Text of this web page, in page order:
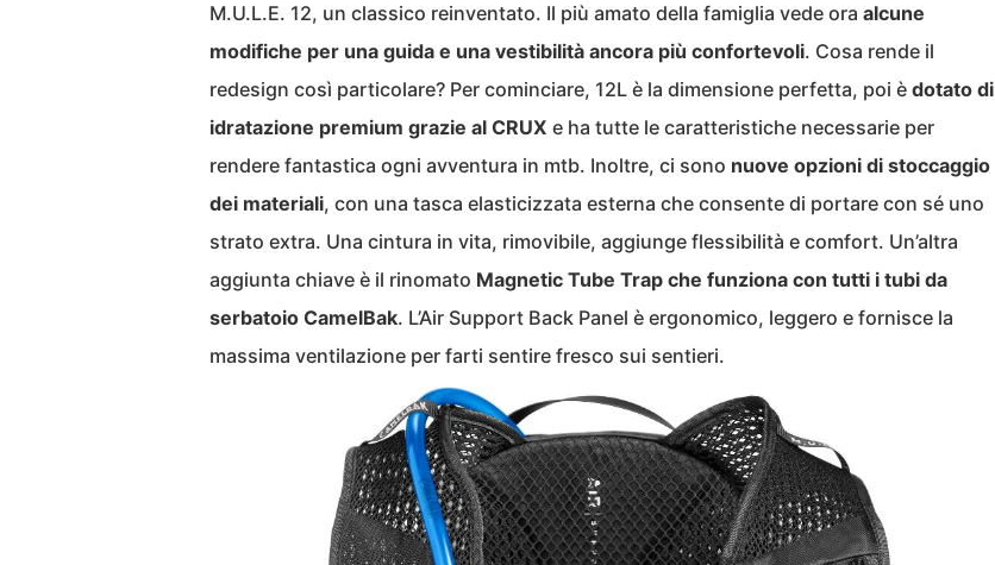
M.U.L.E. 12, un classico reinventato. Il più amato della famiglia vede ora alcune
modifiche per una guida e una vestibilità ancora più confortevoli. Cosa rende il
redesign così particolare? Per cominciare, 12L è la dimensione perfetta, poi è dotato di
idratazione premium grazie al CRUX e ha tutte le caratteristiche necessarie per
rendere fantastica ogni avventura in mtb. Inoltre, ci sono nuove opzioni di stoccaggio
dei materiali, con una tasca elasticizzata esterna che consente di portare con sé uno
strato extra. Una cintura in vita, rimovibile, aggiunge flessibilità e comfort. Un’altra
aggiunta chiave è il rinomato Magnetic Tube Trap che funziona con tutti i tubi da
serbatoio CamelBak. L’Air Support Back Panel è ergonomico, leggero e fornisce la
massima ventilazione per farti sentire fresco sui sentieri.